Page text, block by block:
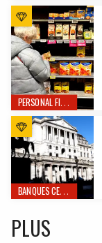
PERSONAL FINANCE
BANQUES CENTRALES
PLUS